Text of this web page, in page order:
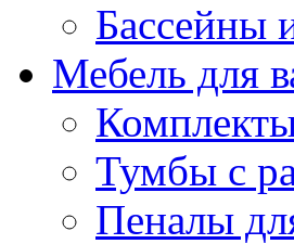
Бассейны
Мебель для
Тумбы с
Пеналы